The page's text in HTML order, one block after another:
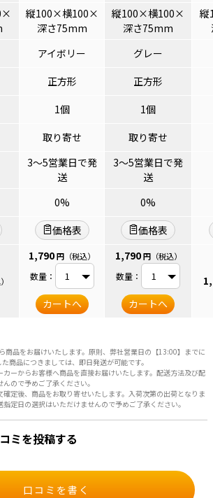
縦100×横100×
深さ75mm
縦100×横100×
深さ75mm
アイボリー
グレー
正方形
正方形
1個
1個
取り寄せ 取り寄せ
3～5営業日で発
送
3～5営業日で発
送
0%
0%
価格表 価格表
1,790円 （税込）
数量：
カートへ
1,790 円（税込）
数量：
カートへ
品をお届けいたします。原則、弊社営業日の【13:00】までに
商品につきましては、即日発送が可能です。
ーからお客様へ商品を直接お届けいたします。配送方法及び配
ので予めご了承ください。
定後、商品をお取り寄せいたします。入荷次第の出荷となりま
定日の選択はいただけませんので予めご了承ください。
ミを投稿する
口コミを書く